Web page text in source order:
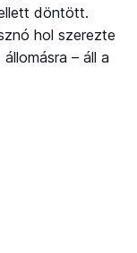
döntött.
hol szerezte
– áll a